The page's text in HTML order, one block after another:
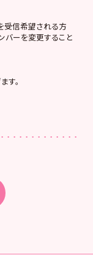
受信希望される方
バーを変更すること
す。